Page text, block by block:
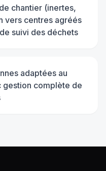
chantier (inertes,
vers centres agréés
suivi des déchets
adaptées au
gestion complète de